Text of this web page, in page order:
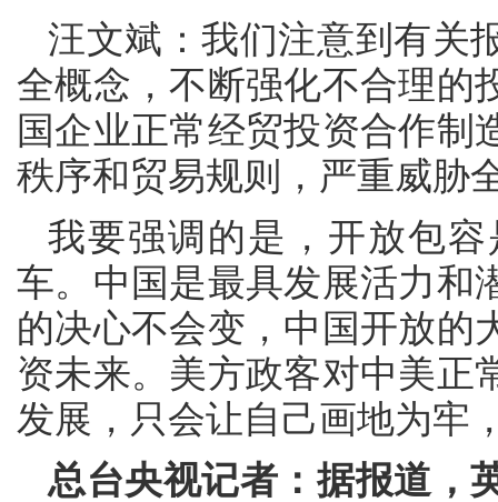
汪文斌：我们注意到有关
全概念，不断强化不合理的
国企业正常经贸投资合作制
秩序和贸易规则，严重威胁
我要强调的是，开放包
车。中国是最具发展活力和
的决心不会变，中国开放的
资未来。美方政客对中美正
发展，只会让自己画地为牢
总台央视记者：据报道，